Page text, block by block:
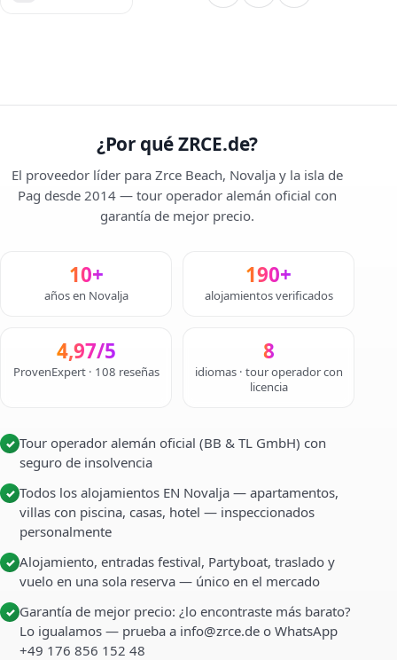
¿Por qué ZRCE.de?
El proveedor líder para Zrce Beach, Novalja y la isla de
Pag desde 2014 — tour operador alemán oficial con
garantía de mejor precio.
10+
años en Novalja
190+
alojamientos verificados
4,97/5
ProvenExpert · 108 reseñas
8
idiomas · tour operador con
licencia
✓ Tour operador alemán oficial (BB & TL GmbH) con
seguro de insolvencia
✓ Todos los alojamientos EN Novalja — apartamentos,
villas con piscina, casas, hotel — inspeccionados
personalmente
✓ Alojamiento, entradas festival, Partyboat, traslado y
vuelo en una sola reserva — único en el mercado
✓ Garantía de mejor precio: ¿lo encontraste más barato?
Lo igualamos — prueba a info@zrce.de o WhatsApp
+49 176 856 152 48